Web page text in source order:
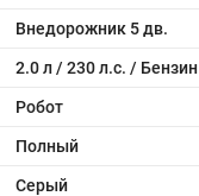
Внедорожник 5 дв.
2.0 л / 230 л.с. / Бензин
Робот
Полный
Серый